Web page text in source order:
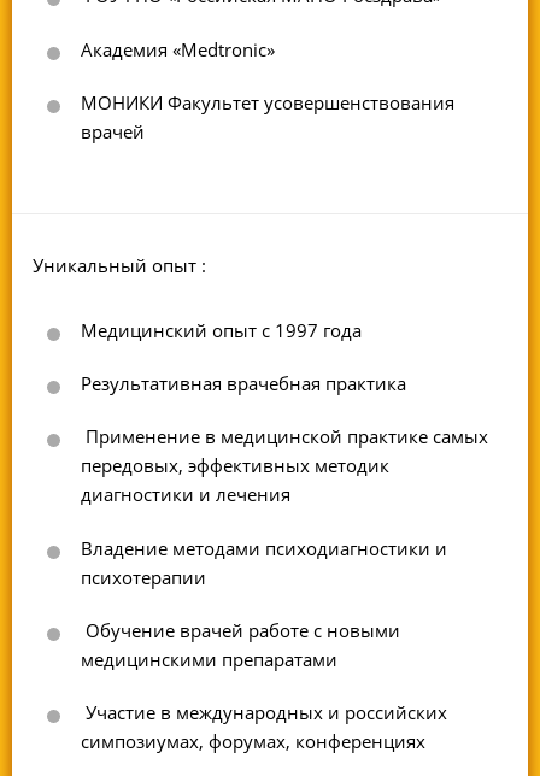
Академия «Medtronic»
МОНИКИ Факультет усовершенствования
врачей
Уникальный опыт :
Медицинский опыт с 1997 года
Результативная врачебная практика
Применение в медицинской практике самых
передовых, эффективных методик
диагностики и лечения
Владение методами психодиагностики и
психотерапии
Обучение врачей работе с новыми
медицинскими препаратами
Участие в международных и российских
симпозиумах, форумах, конференциях